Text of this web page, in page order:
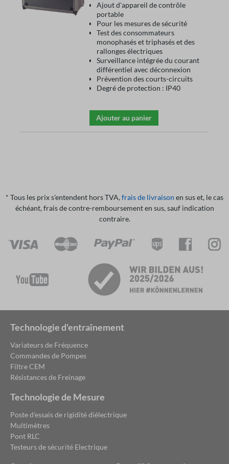
Ajout d'appareil de contrôle
portable
Pour les mesures de sécurité
Test des consommateurs
monophasés et triphasés et des
rallonges électriques
Surveillance intégrée du courant
différentiel avec déconnexion
Prévention des courts-circuits
Degré de protection : IP40
Ajouter au panier
* Tous les prix s'entendent hors TVA, frais de livraison en sus et, le cas
échéant, frais de contre-remboursement en sus, sauf indication
contraire.
Technologie d'entraînement
Variateurs de Fréquence
Commandes de Pompes
Filtre CEM
Résistances de Freinage
Technologie de Mesure
Poste d'essais de rigidité diélectrique
Multimètres
Pont RLC
Testeurs de sécurité Electrique